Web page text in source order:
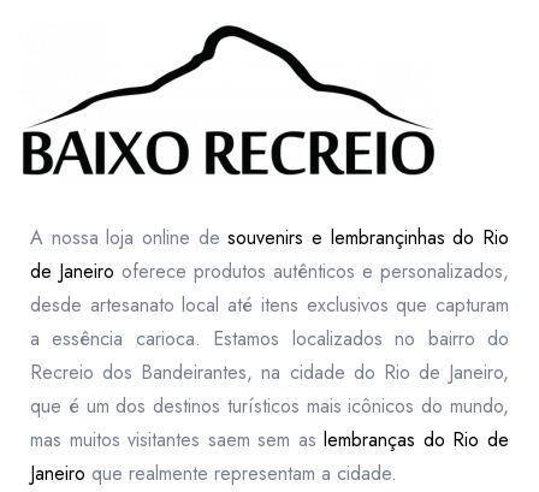
A nossa loja online desouvenirs e lembrançinhas do Rio
de Janeiro oferece produtos autênticos e personalizados,
desde artesanato local até itens exclusivos que capturam
a essência carioca. Estamos localizados no bairro do
Recreio dos Bandeirantes, na cidade do Rio de Janeiro,
que é um dos destinos turísticos mais icônicos do mundo,
mas muitos visitantes saem sem aslembranças do Rio de
Janeiro que realmente representam a cidade.